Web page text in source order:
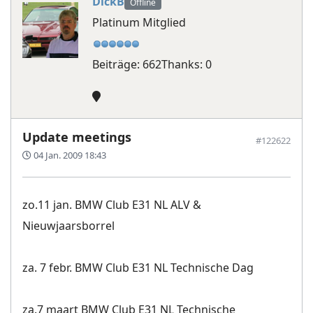
Platinum Mitglied
Beiträge: 662Thanks: 0
Update meetings
04 Jan. 2009 18:43
#122622
zo.11 jan. BMW Club E31 NL ALV &
Nieuwjaarsborrel
za. 7 febr. BMW Club E31 NL Technische Dag
za.7 maart BMW Club E31 NL Technische